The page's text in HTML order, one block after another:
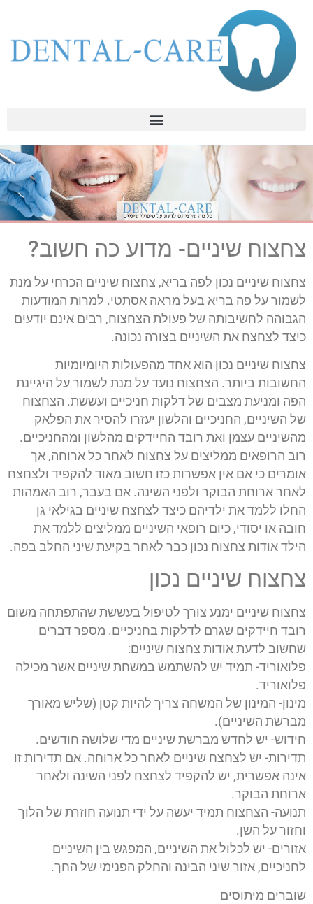
צחצוח שיניים- מדוע כה חשוב?
צחצוח שיניים נכון לפה בריא, צחצוח שיניים הכרחי על מנת
לשמור על פה בריא בעל מראה אסתטי. למרות המודעות
הגבוהה לחשיבותה של פעולת הצחצוח, רבים אינם יודעים
כיצד לצחצח את השיניים בצורה נכונה.
צחצוח שיניים נכון הוא אחד מהפעולות היומיומיות
החשובות ביותר. הצחצוח נועד על מנת לשמור על היגיינת
הפה ומניעת מצבים של דלקות חניכיים ועששת. הצחצוח
של השיניים, החניכיים והלשון יעזרו להסיר את הפלאק
מהשיניים עצמן ואת רובד החיידקים מהלשון ומהחניכיים.
רוב הרופאים ממליצים על צחצוח לאחר כל ארוחה, אך
אומרים כי אם אין אפשרות כזו חשוב מאוד להקפיד ולצחצח
לאחר ארוחת הבוקר ולפני השינה. אם בעבר, רוב האמהות
החלו ללמד את ילדיהם כיצד לצחצח שיניים בגילאי גן
חובה או יסודי, כיום רופאי השיניים ממליצים ללמד את
הילד אודות צחצוח נכון כבר לאחר בקיעת שיני החלב בפה.
צחצוח שיניים נכון
צחצוח שיניים ימנע צורך לטיפול בעששת שהתפתחה משום
רובד חיידקים שגרם לדלקות בחניכיים. מספר דברים
שחשוב לדעת אודות צחצוח שיניים:
פלואוריד- תמיד יש להשתמש במשחת שיניים אשר מכילה
פלואוריד.
מינון- המינון של המשחה צריך להיות קטן (שליש מאורך
מברשת השיניים).
חידוש- יש לחדש מברשת שיניים מדי שלושה חודשים.
תדירות- יש לצחצח שיניים לאחר כל ארוחה. אם תדירות זו
אינה אפשרית, יש להקפיד לצחצח לפני השינה ולאחר
ארוחת הבוקר.
תנועה- הצחצוח תמיד יעשה על ידי תנועה חוזרת של הלוך
וחזור על השן.
אזורים- יש לכלול את השיניים, המפגש בין השיניים
לחניכיים, אזור שיני הבינה והחלק הפנימי של החך.
שוברים מיתוסים